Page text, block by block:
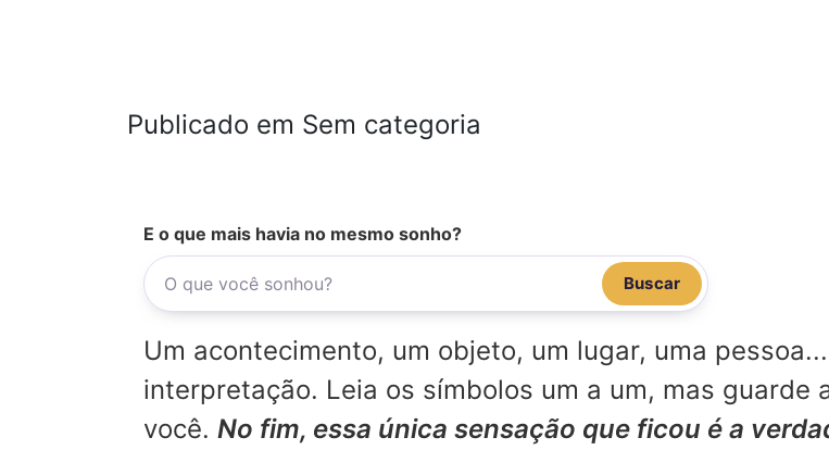
Publicado em Sem categoria
E o que mais havia no mesmo sonho?
Buscar
Um acontecimento, um objeto, um lugar, uma
interpretação. Leia os símbolos um a um, mas guarde
você. No fim, essa única sensação que ficou é a